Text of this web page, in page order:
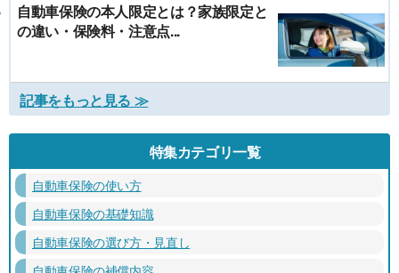
自動車保険の本人限定とは？家族限定と
の違い・保険料・注意点...
記事をもっと見る ≫
特集カテゴリ一覧
自動車保険の使い方
自動車保険の基礎知識
自動車保険の選び方・見直し